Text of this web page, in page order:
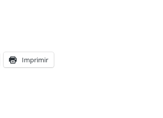
Imprimir